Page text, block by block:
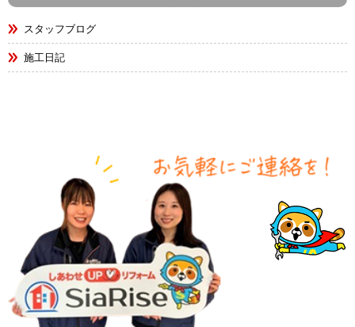
スタッフブログ
施工日記